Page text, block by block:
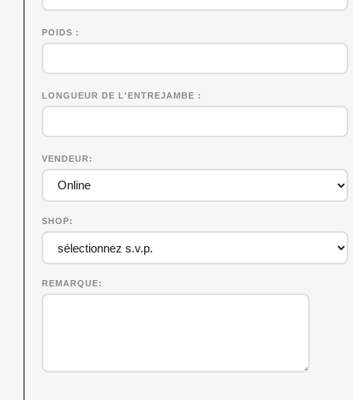
POIDS
LONGUEUR DE L'ENTREJAMBE
VENDEUR
SHOP
REMARQUE